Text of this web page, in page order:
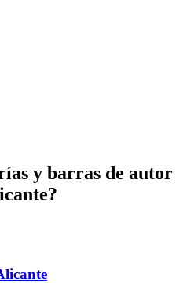
y barras de autor